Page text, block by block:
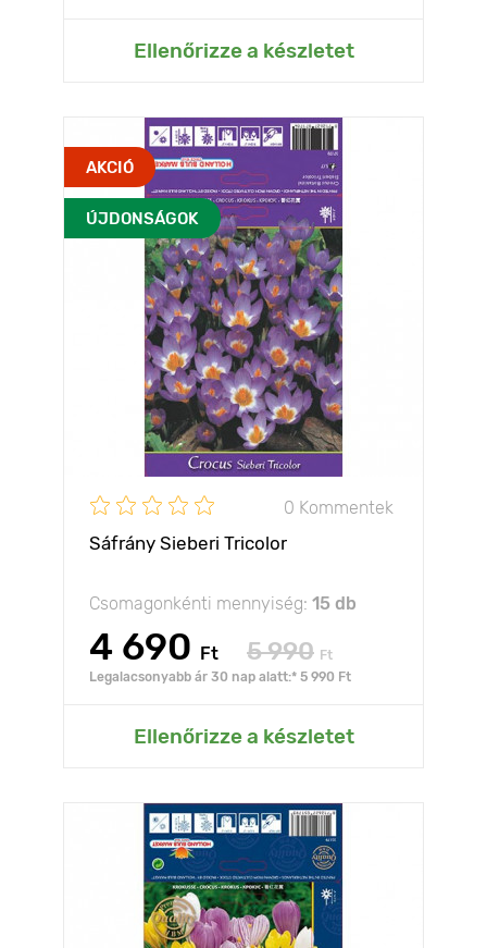
Ellenőrizze a készletet
AKCIÓ
ÚJDONSÁGOK
0 Kommentek
Sáfrány Sieberi Tricolor
Csomagonkénti mennyiség: 15 db
4 690 Ft 5 990 Ft
Legalacsonyabb ár 30 nap alatt:* 5 990 Ft
Ellenőrizze a készletet